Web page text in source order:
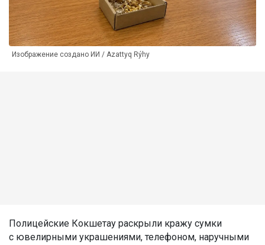
Изображение создано ИИ / Azattyq Rýhy
Полицейские Кокшетау раскрыли кражу сумки
с ювелирными украшениями, телефоном, наручными